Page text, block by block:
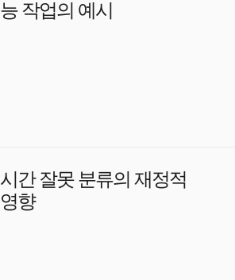
능 작업의 예시
시간 잘못 분류의 재정적
영향